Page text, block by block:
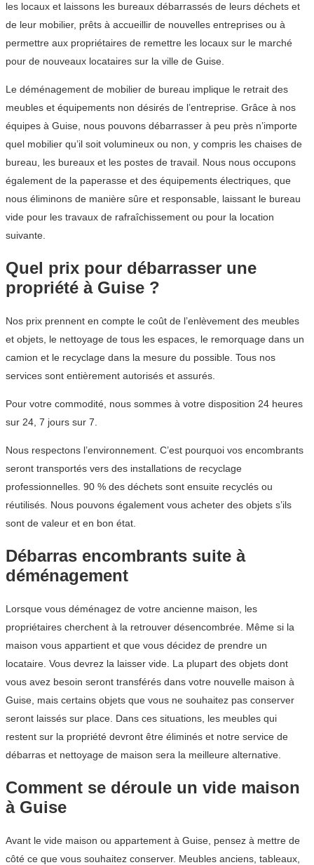
les locaux et laissons les bureaux débarrassés de leurs déchets et
de leur mobilier, prêts à accueillir de nouvelles entreprises ou à
permettre aux propriétaires de remettre les locaux sur le marché
pour de nouveaux locataires sur la ville de Guise.
Le déménagement de mobilier de bureau implique le retrait des
meubles et équipements non désirés de l’entreprise. Grâce à nos
équipes à Guise, nous pouvons débarrasser à peu près n’importe
quel mobilier qu’il soit volumineux ou non, y compris les chaises de
bureau, les bureaux et les postes de travail. Nous nous occupons
également de la paperasse et des équipements électriques, que
nous éliminons de manière sûre et responsable, laissant le bureau
vide pour les travaux de rafraîchissement ou pour la location
suivante.
Quel prix pour débarrasser une
propriété à Guise ?
Nos prix prennent en compte le coût de l’enlèvement des meubles
et objets, le nettoyage de tous les espaces, le remorquage dans un
camion et le recyclage dans la mesure du possible. Tous nos
services sont entièrement autorisés et assurés.
Pour votre commodité, nous sommes à votre disposition 24 heures
sur 24, 7 jours sur 7.
Nous respectons l’environnement. C’est pourquoi vos encombrants
seront transportés vers des installations de recyclage
professionnelles. 90 % des déchets sont ensuite recyclés ou
réutilisés. Nous pouvons également vous acheter des objets s’ils
sont de valeur et en bon état.
Débarras encombrants suite à
déménagement
Lorsque vous déménagez de votre ancienne maison, les
propriétaires cherchent à la retrouver désencombrée. Même si la
maison vous appartient et que vous décidez de prendre un
locataire. Vous devrez la laisser vide. La plupart des objets dont
vous avez besoin seront transférés dans votre nouvelle maison à
Guise, mais certains objets que vous ne souhaitez pas conserver
seront laissés sur place. Dans ces situations, les meubles qui
restent sur la propriété devront être éliminés et notre service de
débarras et nettoyage de maison sera la meilleure alternative.
Comment se déroule un vide maison
à Guise
Avant le vide maison ou appartement à Guise, pensez à mettre de
côté ce que vous souhaitez conserver. Meubles anciens, tableaux,